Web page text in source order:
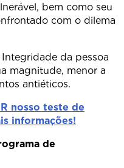
bem como seu
com o dilema
da pessoa
magnitude, menor a
antiéticos.
nosso teste de
informações!
de